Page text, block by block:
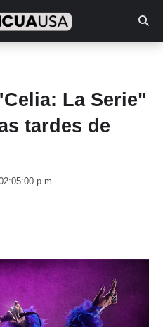
La Serie"
tardes de
p.m.